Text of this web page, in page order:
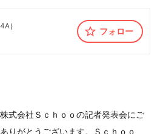
）
フォロー
式会社Ｓｃｈｏｏの記者発表会にご
りがとうございます。Ｓｃｈｏｏ